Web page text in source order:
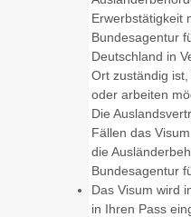
Erwerbstätigkeit
Bundesagentur
Deutschland in
Ort zuständig
oder arbeiten
Die
Fällen das
die
Bundesagentur
Das Visum wird
in Ihren Pass